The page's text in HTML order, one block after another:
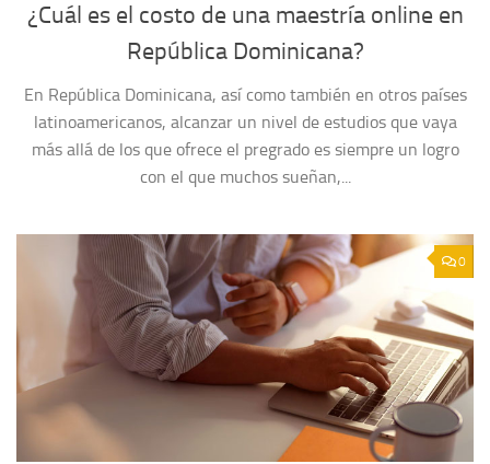
¿Cuál es el costo de una maestría online en
República Dominicana?
En República Dominicana, así como también en otros países
latinoamericanos, alcanzar un nivel de estudios que vaya
más allá de los que ofrece el pregrado es siempre un logro
con el que muchos sueñan,...
0